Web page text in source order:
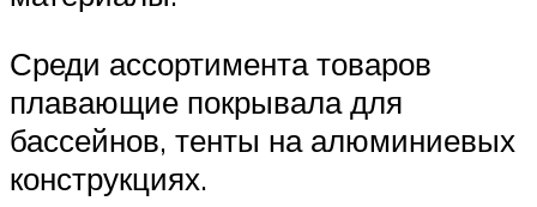
Среди ассортимента товаров
плавающие покрывала для
бассейнов, тенты на алюминиевых
конструкциях.